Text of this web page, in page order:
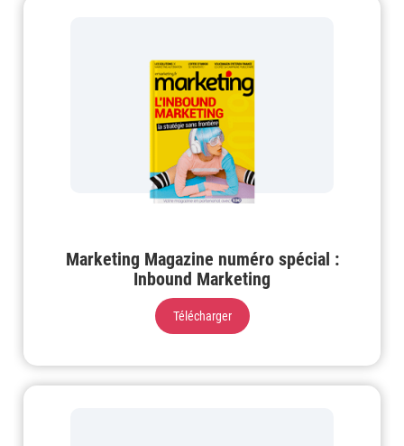
Marketing Magazine numéro spécial :
Inbound Marketing
Télécharger